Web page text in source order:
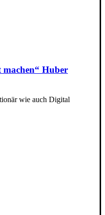
machen“ Huber
wie auch Digital